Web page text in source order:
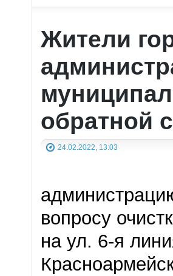
Жители
обратной
24.02.2022, 13:03
вопросу
на ул. 6-я